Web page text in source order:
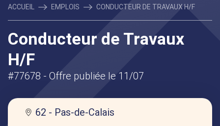
ACCUEIL EMPLOIS CONDUCTEUR DE TRAVAUX H/F
Conducteur de Travaux
H/F
#77678 - Offre publiée le 11/07
62 - Pas-de-Calais